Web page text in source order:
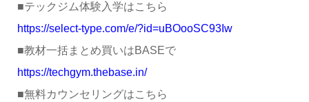
■テックジム体験入学はこちら
https://select-type.com/e/?id=uBOooSC93Iw
■教材一括まとめ買いはBASEで
https://techgym.thebase.in/
■無料カウンセリングはこちら